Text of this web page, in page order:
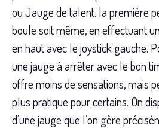
ou Jauge de talent. la première
boule soit même, en effectuant
en haut avec le joystick gauche.
une jauge à arrêter avec le bon
offre moins de sensations, mais
plus pratique pour certains. On
d’une jauge que l’on gère